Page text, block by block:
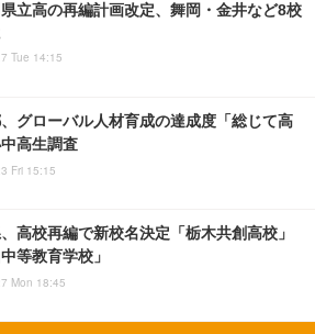
立高の再編計画改定、舞岡・金井など8校
Tue 14:15
グローバル人材育成の達成度「総じて高
高生調査
Fri 15:15
高校再編で新校名決定「栃木共創高校」
中等教育学校」
Mon 18:45